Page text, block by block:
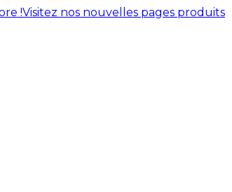
!Visitez nos nouvelles pages produits